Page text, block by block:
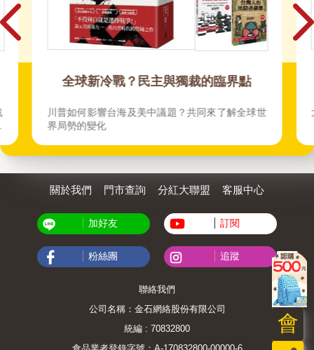
全球新冷戰？民主與獨裁的臨界點
川普如何影響台海及美中議題？共同來了解全球世
界局勢的變化
會
關於我們 門市查詢 分紅大聯盟 客服中心
加好友 訂閱
粉絲團 追蹤
聯絡我們
公司名稱：金石網絡股份有限公司
統編 : 70832800